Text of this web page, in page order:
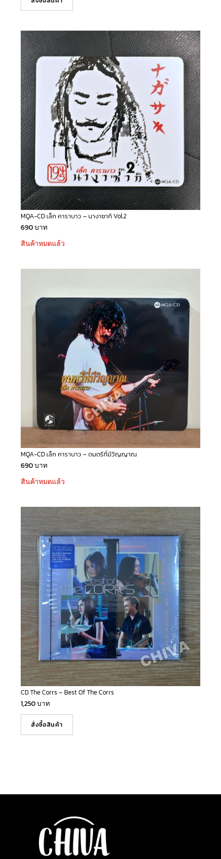
MQA-CD เล็ก คาราบาว – นางาซากิ Vol.2
690บาท
สินค้าหมดแล้ว
MQA-CD เล็ก คาราบาว – ดนตรีที่มีวิญญาณ
690บาท
สินค้าหมดแล้ว
CD The Corrs – Best Of The Corrs
1,250บาท
สั่งซื้อสินค้า